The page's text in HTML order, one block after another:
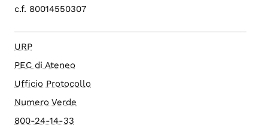
c.f. 80014550307
URP
PEC di Ateneo
Ufficio Protocollo
Numero Verde
800-24-14-33